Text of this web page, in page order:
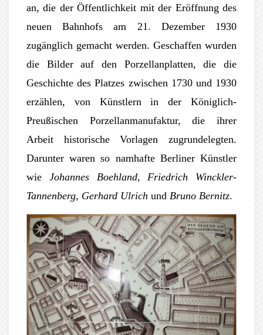
an, die der Öffentlichkeit mit der Eröffnung des
neuen Bahnhofs am 21. Dezember 1930
zugänglich gemacht werden. Geschaffen wurden
die Bilder auf den Porzellanplatten, die die
Geschichte des Platzes zwischen 1730 und 1930
erzählen, von Künstlern in der Königlich-
Preußischen Porzellanmanufaktur, die ihrer
Arbeit historische Vorlagen zugrundelegten.
Darunter waren so namhafte Berliner Künstler
wie Johannes Boehland,Friedrich Winckler-
Tannenberg, Gerhard Ulrich und Bruno Bernitz.